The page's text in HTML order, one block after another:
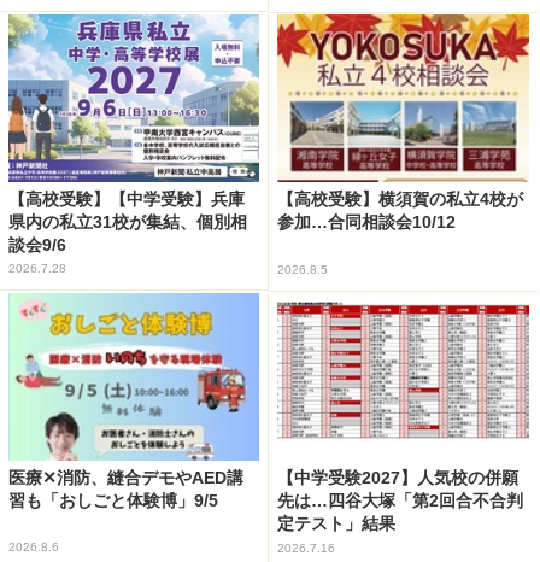
【高校受験】【中学受験】兵庫
県内の私立31校が集結、個別相
談会9/6
2026.7.28
【高校受験】横須賀の私立4校が
参加…合同相談会10/12
2026.8.5
医療✕消防、縫合デモやAED講
習も「おしごと体験博」9/5
2026.8.6
【中学受験2027】人気校の併願
先は…四谷大塚「第2回合不合判
定テスト」結果
2026.7.16